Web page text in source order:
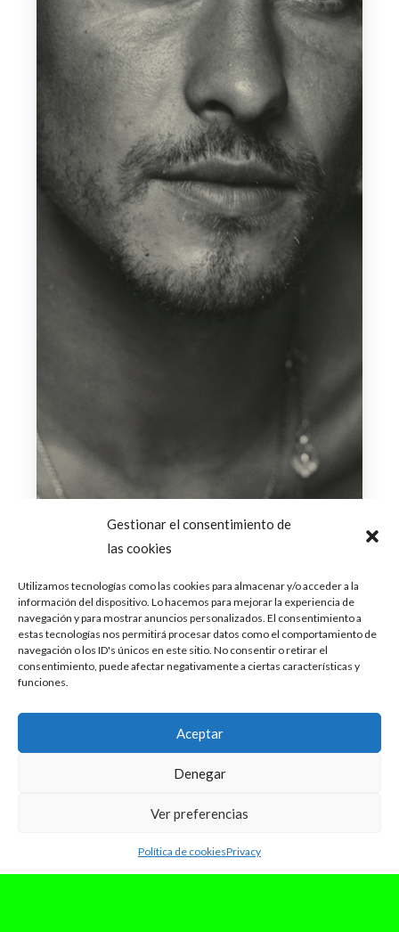
Gestionar el consentimiento de
las cookies
Utilizamos tecnologías como las cookies para almacenar y/o acceder a la
información del dispositivo. Lo hacemos para mejorar la experiencia de
navegación y para mostrar anuncios personalizados. El consentimiento a
estas tecnologías nos permitirá procesar datos como el comportamiento de
navegación o los ID's únicos en este sitio. No consentir o retirar el
consentimiento, puede afectar negativamente a ciertas características y
funciones.
Aceptar
Denegar
Ver preferencias
Política de cookiesPrivacy
agosto 2, 2024
Shawn Mendes anuncia “Shawn”,
su próximo álbum homónimo
El cantante y compositor Shawn Mendes ha
anunciado su próximo trabajo de nombre